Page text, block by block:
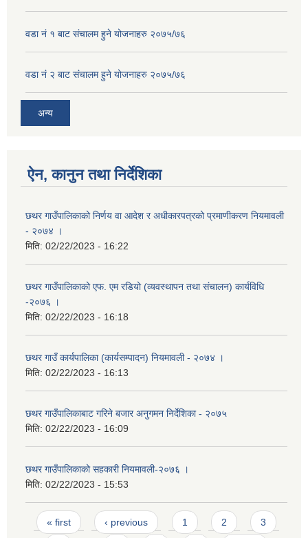
वडा नं १ बाट संचालम हुने योजनाहरु २०७५/७६
वडा नं २ बाट संचालम हुने योजनाहरु २०७५/७६
अन्य
ऐन, कानुन तथा निर्देशिका
छथर गाउँपालिकाको निर्णय वा आदेश र अधीकारपत्रको प्रमाणीकरण नियमावली
- २०७४ ।
मिति: 02/22/2023 - 16:22
छथर गाउँपालिकाको एफ. एम रडियो (व्यवस्थापन तथा संचालन) कार्यविधि
-२०७६ ।
मिति: 02/22/2023 - 16:18
छथर गाउँ कार्यपालिका (कार्यसम्पादन) नियमावली - २०७४ ।
मिति: 02/22/2023 - 16:13
छथर गाउँपालिकाबाट गरिने बजार अनुगमन निर्देशिका - २०७५
मिति: 02/22/2023 - 16:09
छथर गाउँपालिकाको सहकारी नियमावली-२०७६ ।
मिति: 02/22/2023 - 15:53
Pages
« first ‹ previous 1 2 3